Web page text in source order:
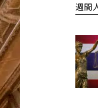
週間